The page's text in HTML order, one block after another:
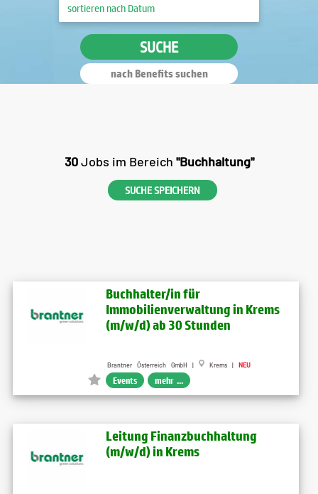
SUCHE
nach Benefits suchen
30Jobs im Bereich "Buchhaltung"
SUCHE SPEICHERN
Buchhalter/in für
Immobilienverwaltung in Krems
(m/w/d) ab 30 Stunden
Brantner Österreich GmbH | Krems | NEU
Events mehr ...
Leitung Finanzbuchhaltung
(m/w/d) in Krems